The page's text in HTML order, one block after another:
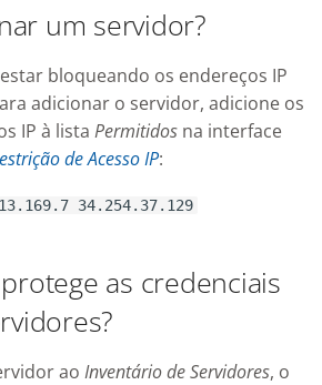
um servidor?
bloqueando os endereços IP
adicionar o servidor, adicione os
IP à lista Permitidos na interface
de Acesso IP:
34.254.37.129
as credenciais
ao Inventário de Servidores, o